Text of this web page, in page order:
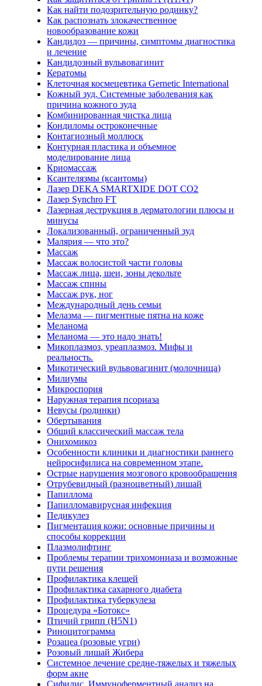
Как найти подозрительную родинку?
Как распознать злокачественное
новообразование кожи
Кандидоз — причины, симптомы диагностика
и лечение
Кандидозный вульвовагинит
Кератомы
Клеточная космецевтика Gernetic International
Кожный зуд. Системные заболевания как
причина кожного зуда
Комбинированная чистка лица
Кондиломы остроконечные
Контагиозный моллюск
Контурная пластика и объемное
моделирование лица
Криомассаж
Ксантелязмы (ксантомы)
Лазер DEKA SMARTXIDE DOT CO2
Лазер Synchro FT
Лазерная деструкция в дерматологии плюсы и
минусы
Локализованный, ограниченный зуд
Малярия — что это?
Массаж
Массаж волосистой части головы
Массаж лица, шеи, зоны декольте
Массаж спины
Массаж рук, ног
Международный день семьи
Мелазма — пигментные пятна на коже
Меланома
Меланома — это надо знать!
Микоплазмоз, уреаплазмоз. Мифы и
реальность.
Микотический вульвовагинит (молочница)
Милиумы
Микроспория
Наружная терапия псориаза
Невусы (родинки)
Обертывания
Общий классический массаж тела
Онихомикоз
Особенности клиники и диагностики раннего
нейросифилиса на современном этапе.
Острые нарушения мозгового кровообращения
Отрубевидный (разноцветный) лишай
Папиллома
Папилломавирусная инфекция
Педикулез
Пигментация кожи: основные причины и
способы коррекции
Плазмолифтинг
Проблемы терапии трихомониаза и возможные
пути решения
Профилактика клещей
Профилактика сахарного диабета
Профилактика туберкулеза
Процедура «Ботокс»
Птичий грипп (H5N1)
Риноцитограмма
Розацеа (розовые угри)
Розовый лишай Жибера
Системное лечение средне-тяжелых и тяжелых
форм акне